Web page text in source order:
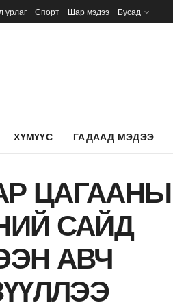
урлаг Спорт Шар мэдээ Бусад
ХҮМҮҮС ГАДААД МЭДЭЭ
ЦАГААНЫ
САЙД
АВЧ